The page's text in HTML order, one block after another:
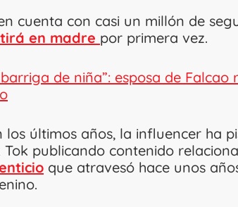
cuenta con casi un millón de
en madre por primera vez.
barriga de niña”: esposa de
los últimos años, la influencer ha
publicando contenido
que atravesó hace unos